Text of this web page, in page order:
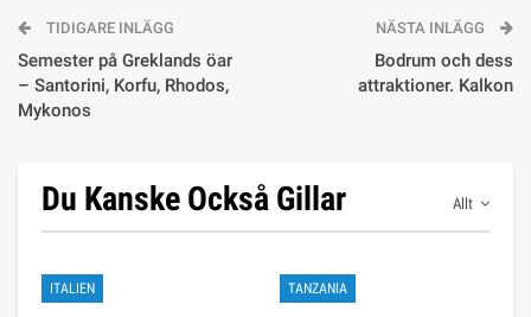
TIDIGARE INLÄGG
Semester på Greklands öar
– Santorini, Korfu, Rhodos,
Mykonos
NÄSTA INLÄGG
Bodrum och dess
attraktioner. Kalkon
Allt
Du Kanske Också Gillar
ITALIEN TANZANIA